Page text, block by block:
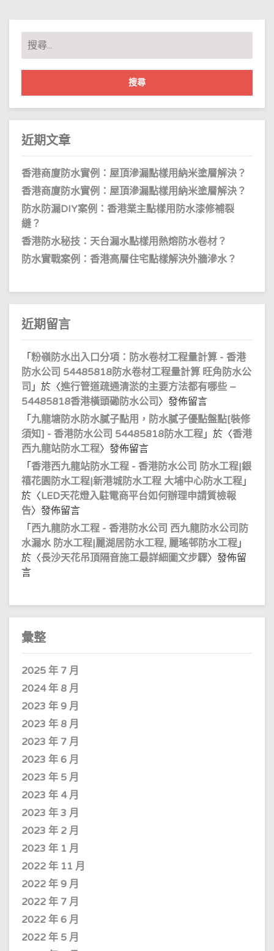
延
長
層
搜
尋
關
字:
近期文章
香港商廈防水實例：屋頂滲漏點樣用納米塗層解決？
香港商廈防水實例：屋頂滲漏點樣用納米塗層解決？
防水防漏DIY案例：香港業主點樣用防水漆修補裂
縫？
香港防水秘技：天台漏水點樣用熱熔防水卷材？
防水實戰案例：香港高層住宅點樣解決外牆滲水？
近期留言
「 粉嶺防水出入口分項：防水卷材工程量計算 - 香港
防水公司 54485818防水卷材工程量計算 旺角防水公
司 」於〈進行管道疏通清淤的主要方法都有哪些 –
54485818香港橫頭磡防水公司 〉發佈留言
「 九龍塘防水防水膩子點用，防水膩子優點盤點[裝修
須知] - 香港防水公司 54485818防水工程 」於〈香港
西九龍站防水工程〉發佈留言
「 香港西九龍站防水工程 - 香港防水公司 防水工程|銀
禧花園防水工程|新港城防水工程 大埔中心防水工程 」
於〈LED天花燈入駐電商平台如何辦理申請質檢報
告〉發佈留言
「 西九龍防水工程 - 香港防水公司 西九龍防水公司防
水漏水 防水工程|麗湖居防水工程, 麗瑤邨防水工程 」
於〈長沙天花吊頂隔音施工最詳細圖文步驟〉發佈留
言
彙整
2025 年 7 月
2024 年 8 月
2023 年 9 月
2023 年 8 月
2023 年 7 月
2023 年 6 月
2023 年 5 月
2023 年 4 月
2023 年 3 月
2023 年 2 月
2023 年 1 月
2022 年 11 月
2022 年 9 月
2022 年 7 月
2022 年 6 月
2022 年 5 月